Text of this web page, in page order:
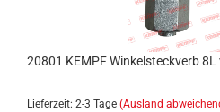
20801 KEMPF Winkelsteckverb 8L
Lieferzeit: 2-3 Tage (Ausland